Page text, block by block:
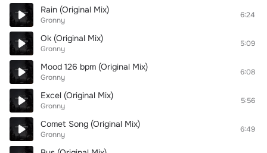
Rain (Original Mix)
Gronny
6:24
Ok (Original Mix)
Gronny
5:09
Mood 126 bpm (Original Mix)
Gronny
6:08
Excel (Original Mix)
Gronny
5:56
Comet Song (Original Mix)
Gronny
6:49